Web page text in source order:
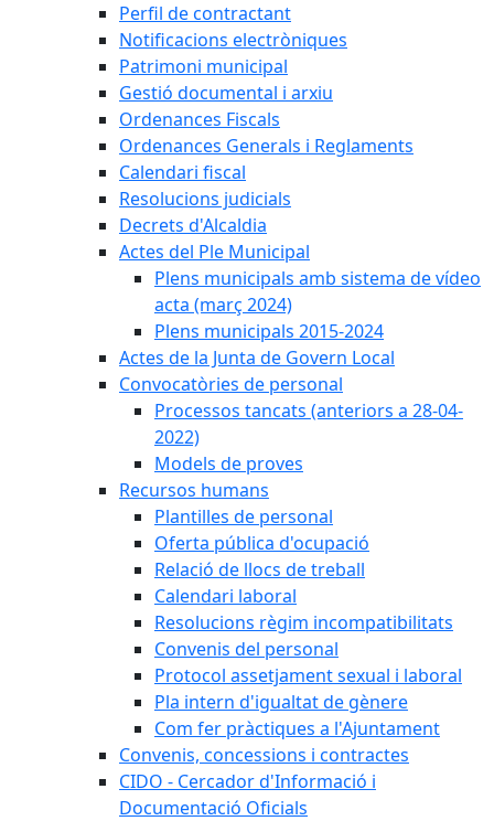
Perfil de contractant
Notificacions electròniques
Patrimoni municipal
Gestió documental i arxiu
Ordenances Fiscals
Ordenances Generals i Reglaments
Calendari fiscal
Resolucions judicials
Decrets d'Alcaldia
Actes del Ple Municipal
Plens municipals amb sistema de vídeo
acta (març 2024)
Plens municipals 2015-2024
Actes de la Junta de Govern Local
Convocatòries de personal
Processos tancats (anteriors a 28-04-
2022)
Models de proves
Recursos humans
Plantilles de personal
Oferta pública d'ocupació
Relació de llocs de treball
Calendari laboral
Resolucions règim incompatibilitats
Convenis del personal
Protocol assetjament sexual i laboral
Pla intern d'igualtat de gènere
Com fer pràctiques a l'Ajuntament
Convenis, concessions i contractes
CIDO - Cercador d'Informació i
Documentació Oficials